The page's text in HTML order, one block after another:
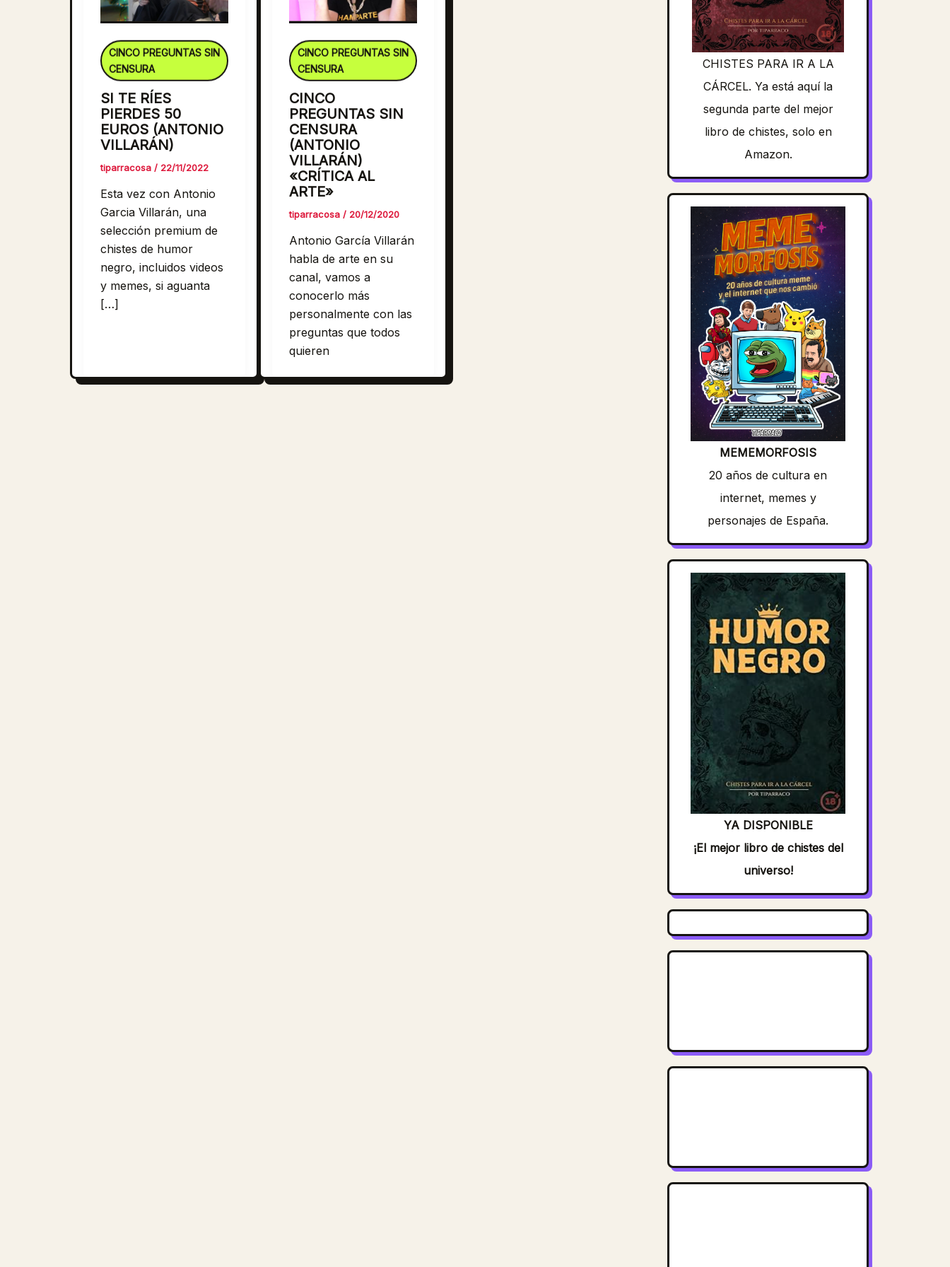
CINCO PREGUNTAS SIN
CENSURA
SI TE RÍES
PIERDES 50
EUROS (ANTONIO
VILLARÁN)
tiparracosa / 22/11/2022
Esta vez con Antonio
Garcia Villarán, una
selección premium de
chistes de humor
negro, incluidos videos
y memes, si aguanta
[…]
CINCO PREGUNTAS SIN
CENSURA
CINCO
PREGUNTAS SIN
CENSURA
(ANTONIO
VILLARÁN)
«CRÍTICA AL
ARTE»
tiparracosa / 20/12/2020
Antonio García Villarán
habla de arte en su
canal, vamos a
conocerlo más
personalmente con las
preguntas que todos
quieren
CHISTES PARA IR A LA
CÁRCEL. Ya está aquí la
segunda parte del mejor
libro de chistes, solo en
Amazon.
MEMEMORFOSIS
20 años de cultura en
internet, memes y
personajes de España.
YA DISPONIBLE
¡El mejor libro de chistes del
universo!